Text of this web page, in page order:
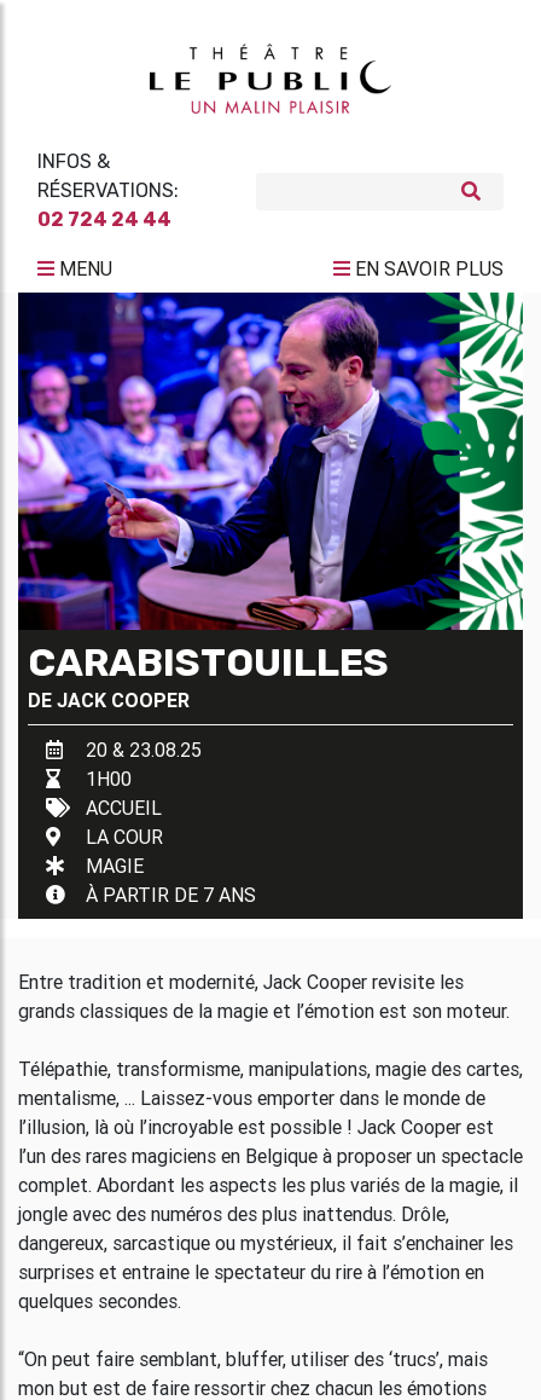
INFOS &
RÉSERVATIONS:
02 724 24 44
MENU EN SAVOIR PLUS
CARABISTOUILLES
DE JACK COOPER
20 & 23.08.25
1H00
ACCUEIL
LA COUR
MAGIE
À PARTIR DE 7 ANS
Entre tradition et modernité, Jack Cooper revisite les
grands classiques de la magie et l’émotion est son moteur.
Télépathie, transformisme, manipulations, magie des cartes,
mentalisme, ... Laissez-vous emporter dans le monde de
l’illusion, là où l’incroyable est possible ! Jack Cooper est
l’un des rares magiciens en Belgique à proposer un spectacle
complet. Abordant les aspects les plus variés de la magie, il
jongle avec des numéros des plus inattendus. Drôle,
dangereux, sarcastique ou mystérieux, il fait s’enchainer les
surprises et entraine le spectateur du rire à l’émotion en
quelques secondes.
“On peut faire semblant, bluffer, utiliser des ‘trucs’, mais
mon but est de faire ressortir chez chacun les émotions